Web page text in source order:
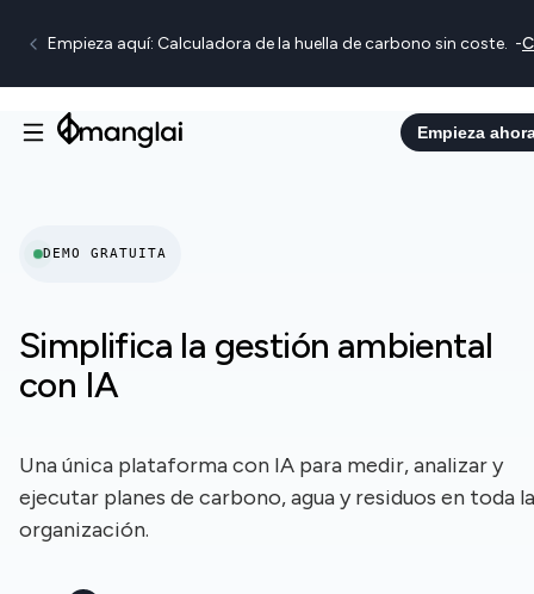
Empieza aquí: Calculadora de la huella de carbono sin coste. -
Empieza
DEMO GRATUITA
Simplifica la gestión ambiental
con IA
Una única plataforma con IA para medir, analizar y
ejecutar planes de carbono, agua y residuos en toda la
organización.